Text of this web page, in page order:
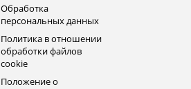
Обработка
персональных данных
Политика в отношении
обработки файлов
cookie
Положение о